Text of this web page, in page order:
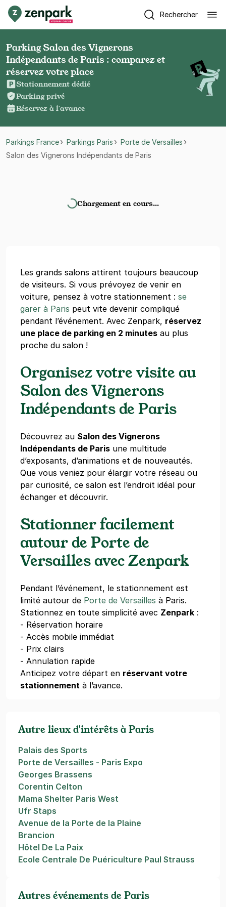
Rechercher
Parking Salon des Vignerons
Indépendants de Paris : comparez et
réservez votre place
Stationnement dédié
Parking privé
Réservez à l'avance
Parkings France Parkings Paris
Porte de Versailles
Salon des Vignerons Indépendants de Paris
Chargement en cours…
Les grands salons attirent toujours beaucoup
de visiteurs. Si vous prévoyez de venir en
voiture, pensez à votre stationnement : se
garer à Paris peut vite devenir compliqué
pendant l’événement. Avec Zenpark, réservez
une place de parking en 2 minutes au plus
proche du salon !
Organisez votre visite au
Salon des Vignerons
Indépendants de Paris
Découvrez au Salon des Vignerons
Indépendants de Paris une multitude
d’exposants, d’animations et de nouveautés.
Que vous veniez pour élargir votre réseau ou
par curiosité, ce salon est l’endroit idéal pour
échanger et découvrir.
Stationner facilement
autour de Porte de
Versailles avec Zenpark
Pendant l’événement, le stationnement est
limité autour de Porte de Versailles à Paris.
Stationnez en toute simplicité avec Zenpark :
- Réservation horaire
- Accès mobile immédiat
- Prix clairs
- Annulation rapide
Anticipez votre départ en réservant votre
stationnement à l’avance.
Autre lieux d'intérêts à Paris
Palais des Sports
Porte de Versailles - Paris Expo
Georges Brassens
Corentin Celton
Mama Shelter Paris West
Ufr Staps
Avenue de la Porte de la Plaine
Brancion
Hôtel De La Paix
Ecole Centrale De Puériculture Paul Strauss
Autres événements de Paris